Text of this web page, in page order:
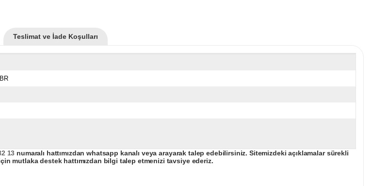
Teslimat ve İade Koşulları
13 numaralı hattımızdan whatsapp kanalı veya arayarak talep edebilirsiniz. Sitemizdeki açıklamalar sürekli
mutlaka destek hattımızdan bilgi talep etmenizi tavsiye ederiz.